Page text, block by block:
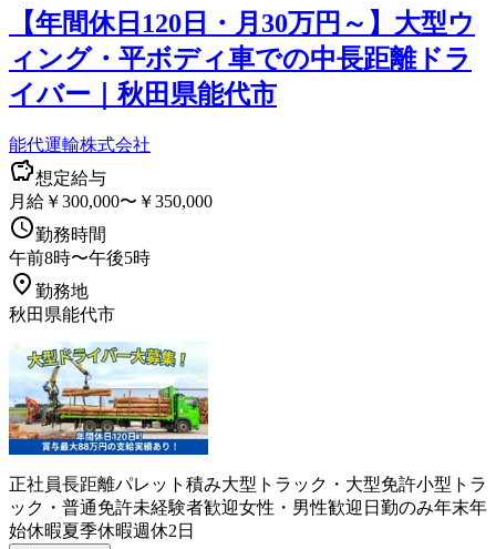
【年間休日120日・月30万円～】大型ウ
ィング・平ボディ車での中長距離ドラ
イバー｜秋田県能代市
能代運輸株式会社
想定給与
月給￥300,000〜￥350,000
勤務時間
午前8時〜午後5時
勤務地
秋田県能代市
正社員長距離パレット積み大型トラック・大型免許小型トラ
ック・普通免許未経験者歓迎女性・男性歓迎 日勤のみ年末年
始休暇夏季休暇週休2日